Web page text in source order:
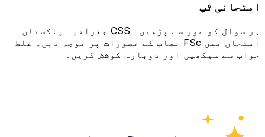
امتحانی ٹپ
ہر سوال کو غور سے پڑھیں۔ CSS جغرافیہ پاکستان
امتحان میں FSc نصاب کے تصورات پر توجہ دیں۔ غلط
جواب سے سیکھیں اور دوبارہ کوشش کریں۔